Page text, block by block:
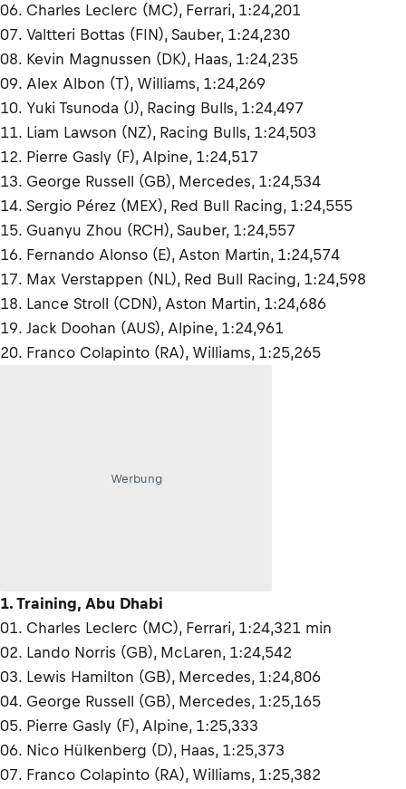
06. Charles Leclerc (MC), Ferrari, 1:24,201
07. Valtteri Bottas (FIN), Sauber, 1:24,230
08. Kevin Magnussen (DK), Haas, 1:24,235
09. Alex Albon (T), Williams, 1:24,269
10. Yuki Tsunoda (J), Racing Bulls, 1:24,497
11. Liam Lawson (NZ), Racing Bulls, 1:24,503
12. Pierre Gasly (F), Alpine, 1:24,517
13. George Russell (GB), Mercedes, 1:24,534
14. Sergio Pérez (MEX), Red Bull Racing, 1:24,555
15. Guanyu Zhou (RCH), Sauber, 1:24,557
16. Fernando Alonso (E), Aston Martin, 1:24,574
17. Max Verstappen (NL), Red Bull Racing, 1:24,598
18. Lance Stroll (CDN), Aston Martin, 1:24,686
19. Jack Doohan (AUS), Alpine, 1:24,961
20. Franco Colapinto (RA), Williams, 1:25,265
Werbung
1. Training, Abu Dhabi
01. Charles Leclerc (MC), Ferrari, 1:24,321 min
02. Lando Norris (GB), McLaren, 1:24,542
03. Lewis Hamilton (GB), Mercedes, 1:24,806
04. George Russell (GB), Mercedes, 1:25,165
05. Pierre Gasly (F), Alpine, 1:25,333
06. Nico Hülkenberg (D), Haas, 1:25,373
07. Franco Colapinto (RA), Williams, 1:25,382